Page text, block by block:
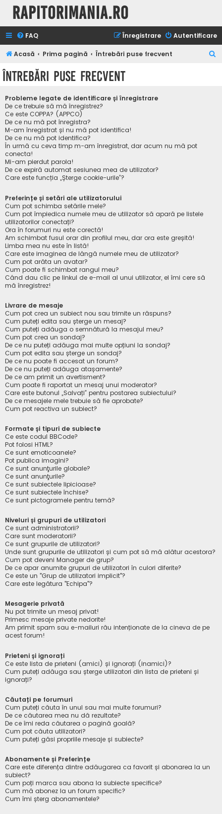
Rapitorimania.ro
FAQ Autentificare
Înregistrare
Acasă Prima pagină Întrebări puse frecvent
Întrebări puse frecvent
Probleme legate de identificare și înregistrare
De ce trebuie să mă înregistrez?
Ce este COPPA? (APPCO)
De ce nu mă pot înregistra?
M-am înregistrat și nu mă pot identifica!
De ce nu mă pot identifica?
În urmă cu ceva timp m-am înregistrat, dar acum nu mă pot
conecta!
Mi-am pierdut parola!
De ce expiră automat sesiunea mea de utilizator?
Care este funcția „Șterge cookie-urile”?
Preferințe și setări ale utilizatorului
Cum pot schimba setările mele?
Cum pot împiedica numele meu de utilizator să apară pe listele
utilizatorilor conectați?
Ora în forumuri nu este corectă!
Am schimbat fusul orar din profilul meu, dar ora este greșită!
Limba mea nu este în listă!
Care este imaginea de lângă numele meu de utilizator?
Cum pot arăta un avatar?
Cum poate fi schimbat rangul meu?
Când dau clic pe linkul de e-mail al unui utilizator, el îmi cere să
mă înregistrez!
Livrare de mesaje
Cum pot crea un subiect nou sau trimite un răspuns?
Cum puteți edita sau șterge un mesaj?
Cum puteți adăuga o semnătură la mesajul meu?
Cum pot crea un sondaj?
De ce nu puteți adăuga mai multe opțiuni la sondaj?
Cum pot edita sau șterge un sondaj?
De ce nu poate fi accesat un forum?
De ce nu puteți adăuga atașamente?
De ce am primit un avertisment?
Cum poate fi raportat un mesaj unui moderator?
Care este butonul „Salvați” pentru postarea subiectului?
De ce mesajele mele trebuie să fie aprobate?
Cum pot reactiva un subiect?
Formate și tipuri de subiecte
Ce este codul BBCode?
Pot folosi HTML?
Ce sunt emoticoanele?
Pot publica imagini?
Ce sunt anunţurile globale?
Ce sunt anunţurile?
Ce sunt subiectele lipicioase?
Ce sunt subiectele închise?
Ce sunt pictogramele pentru temă?
Niveluri și grupuri de utilizatori
Ce sunt administratorii?
Care sunt moderatorii?
Ce sunt grupurile de utilizatori?
Unde sunt grupurile de utilizatori și cum pot să mă alătur acestora?
Cum pot deveni Manager de grup?
De ce apar anumite grupuri de utilizatori în culori diferite?
Ce este un "Grup de utilizatori implicit"?
Care este legătura "Echipa"?
Mesagerie privată
Nu pot trimite un mesaj privat!
Primesc mesaje private nedorite!
Am primit spam sau e-mailuri rău intenționate de la cineva de pe
acest forum!
Prieteni și ignorați
Ce este lista de prieteni (amici) și ignorați (inamici)?
Cum puteți adăuga sau șterge utilizatori din lista de prieteni și
ignorați?
Căutați pe forumuri
Cum puteți căuta în unul sau mai multe forumuri?
De ce căutarea mea nu dă rezultate?
De ce îmi reda căutarea o pagină goală?
Cum pot căuta utilizatori?
Cum puteți găsi propriile mesaje și subiecte?
Abonamente și Preferințe
Care este diferența dintre adăugarea ca favorit și abonarea la un
subiect?
Cum poți marca sau abona la subiecte specifice?
Cum mă abonez la un forum specific?
Cum îmi șterg abonamentele?